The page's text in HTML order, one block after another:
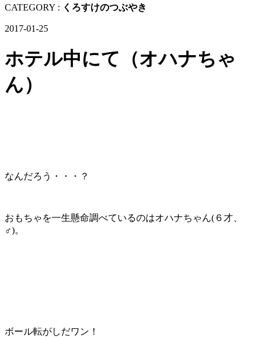
CATEGORY : くろすけのつぶやき
2017-01-25
ホテル中にて（オハナちゃ
ん）
なんだろう・・・？
おもちゃを一生懸命調べているのはオハナちゃん(６才、
♂)。
ボール転がしだワン！